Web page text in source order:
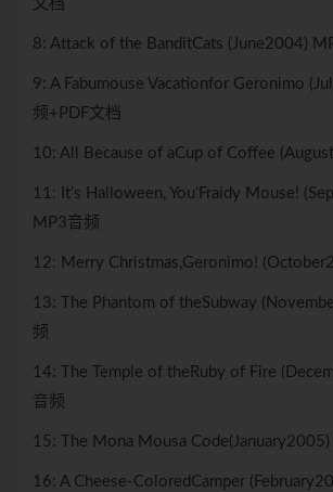
文档
8: Attack of the BanditCats (June2004)
9: A Fabumouse Vacationfor Geronimo
频+PDF文档
10: All Because of aCup of Coffee
11: It’s Halloween, You’Fraidy Mouse!
MP3音频
12: Merry Christmas,Geronimo!
13: The Phantom of theSubway
频
14: The Temple of theRuby of Fire
音频
15: The Mona Mousa
16: A Cheese-ColoredCamper